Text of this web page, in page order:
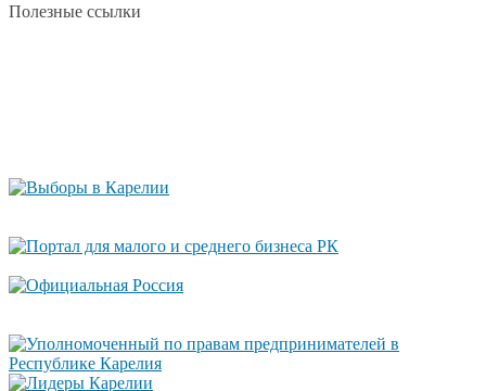
Полезные ссылки